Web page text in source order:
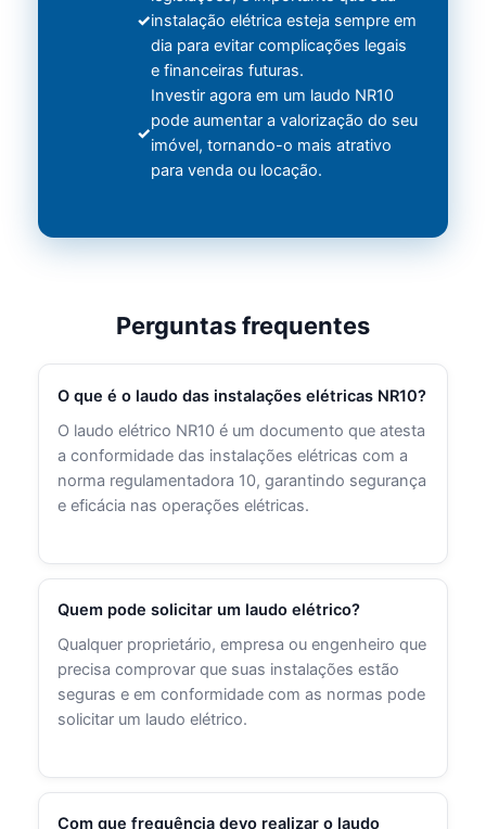
instalação elétrica esteja sempre em
dia para evitar complicações legais
e financeiras futuras.
Investir agora em um laudo NR10
pode aumentar a valorização do seu
imóvel, tornando-o mais atrativo
para venda ou locação.
Perguntas frequentes
O que é o laudo das instalações elétricas NR10?
O laudo elétrico NR10 é um documento que atesta
a conformidade das instalações elétricas com a
norma regulamentadora 10, garantindo segurança
e eficácia nas operações elétricas.
Quem pode solicitar um laudo elétrico?
Qualquer proprietário, empresa ou engenheiro que
precisa comprovar que suas instalações estão
seguras e em conformidade com as normas pode
solicitar um laudo elétrico.
Com que frequência devo realizar o laudo